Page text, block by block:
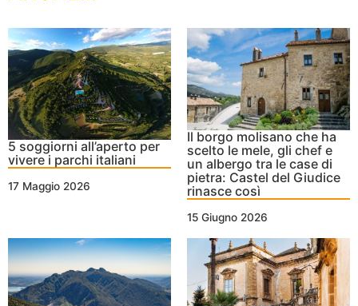
5 soggiorni all’aperto per
vivere i parchi italiani
17 Maggio 2026
Il borgo molisano che ha
scelto le mele, gli chef e
un albergo tra le case di
pietra: Castel del Giudice
rinasce così
15 Giugno 2026